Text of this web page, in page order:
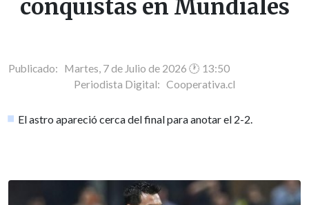
conquistas en Mundiales
Publicado: Martes, 7 de Julio de 2026 🕐 13:50
Periodista Digital: Cooperativa.cl
El astro apareció cerca del final para anotar el 2-2.